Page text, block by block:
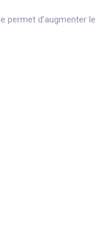
permet d’augmenter le